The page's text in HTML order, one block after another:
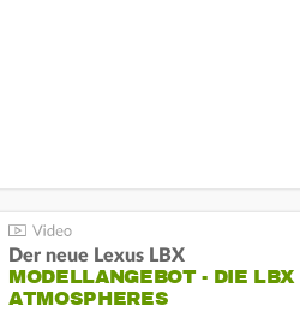
Der neue Lexus LBX
MODELLANGEBOT - DIE LBX
ATMOSPHERES